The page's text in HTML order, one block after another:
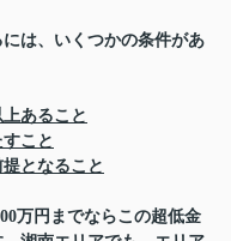
は、いくつかの条件があ
あること
こと
となること
万円までならこの超低金